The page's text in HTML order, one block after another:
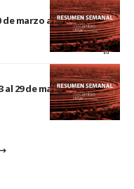
marzo al 5 de abril de
29 de marzo de 2020